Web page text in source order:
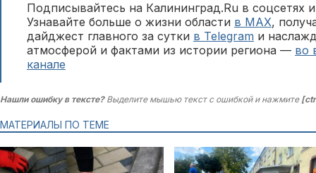
Подписывайтесь на Калининград.Ru в соцсетях
Узнавайте больше о жизни области в MAX,
дайджест главного за сутки в Telegram и
атмосферой и фактами из истории региона — во
канале
Нашли ошибку в тексте?Выделите мышью текст с ошибкой и нажмите
МАТЕРИАЛЫ ПО ТЕМЕ